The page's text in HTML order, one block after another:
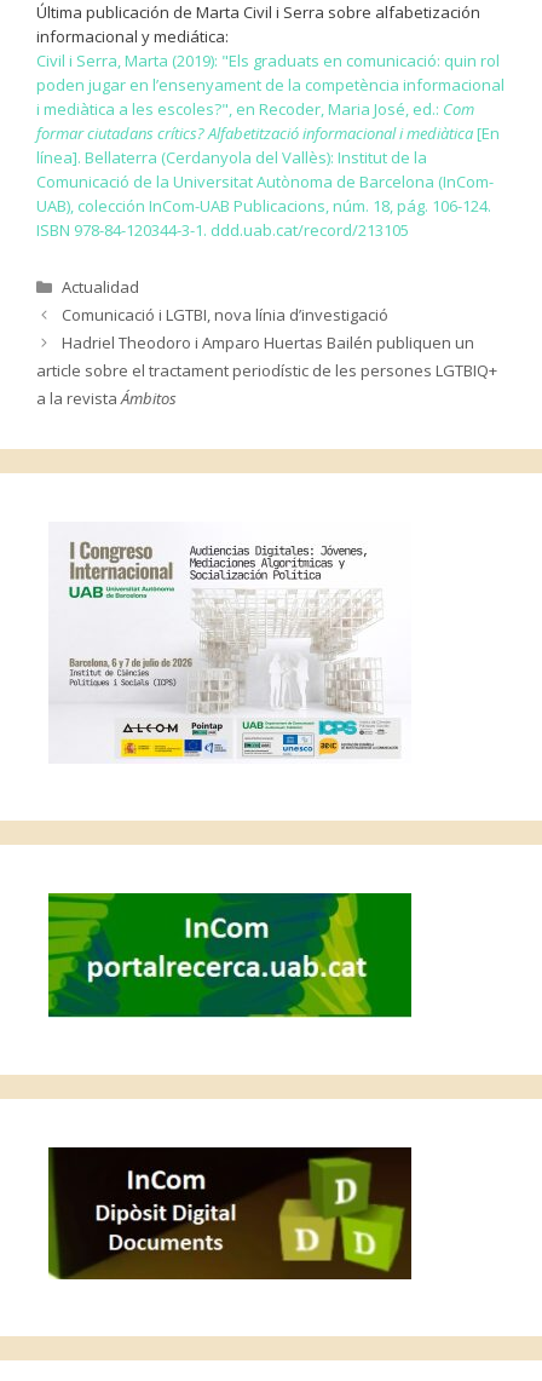
Última publicación de Marta Civil i Serra sobre alfabetización
informacional y mediática:
Civil i Serra, Marta (2019): "Els graduats en comunicació: quin rol
poden jugar en l’ensenyament de la competència informacional
i mediàtica a les escoles?", en Recoder, Maria José, ed.: Com
formar ciutadans crítics? Alfabetització informacional i mediàtica[En
línea]. Bellaterra (Cerdanyola del Vallès): Institut de la
Comunicació de la Universitat Autònoma de Barcelona (InCom-
UAB), colección InCom-UAB Publicacions, núm. 18, pág. 106-124.
ISBN 978-84-120344-3-1. ddd.uab.cat/record/213105
Categorías
Actualidad
Comunicació i LGTBI, nova línia d’investigació
Hadriel Theodoro i Amparo Huertas Bailén publiquen un
article sobre el tractament periodístic de les persones LGTBIQ+
a la revistaÁmbitos